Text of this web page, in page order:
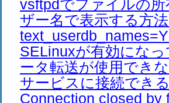
vsftpdでファイルの
ザー名で表示する方
SELinuxが有効にな
ータ転送が使用でき
サービスに接続でき
Connection closed by